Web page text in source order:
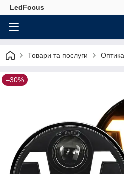
LedFocus
Товари та послуги Оптика
–30%